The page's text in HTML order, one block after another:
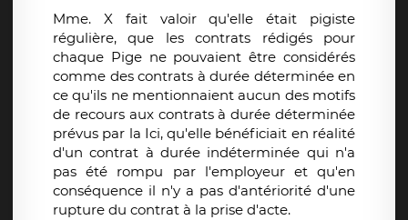
Mme. X fait valoir qu'elle était pigiste
régulière, que les contrats rédigés pour
chaque Pige ne pouvaient être considérés
comme des contrats à durée déterminée en
ce qu'ils ne mentionnaient aucun des motifs
de recours aux contrats à durée déterminée
prévus par la Ici, qu'elle bénéficiait en réalité
d'un contrat à durée indéterminée qui n'a
pas été rompu par l'employeur et qu'en
conséquence il n'y a pas d'antériorité d'une
rupture du contrat à la prise d'acte.